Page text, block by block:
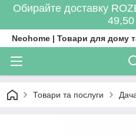
Обирайте доставку
49,50
Neohome | Товари для дому
Товари та послуги